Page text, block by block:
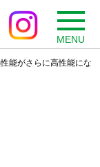
MENU
能がさらに高性能にな